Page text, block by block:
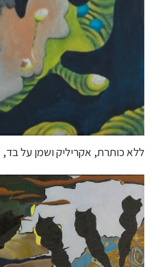
ללא כותרת, אקריליק ושמן על בד, 40X40 ס''מ